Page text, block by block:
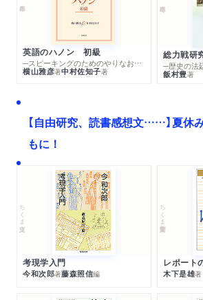
英語のハノン 初級
─スピーキングのためのやりなおし英文法スーパードリル
横山雅彦著中村佐知子著
総力戦研
─歴史の法
飯村豊著
【自由研究、読書感想文……】夏休
もに！
ちくま文庫
考現学入門
今和次郎著藤森照信編
ちくま学芸文庫
レポート
木下是雄著